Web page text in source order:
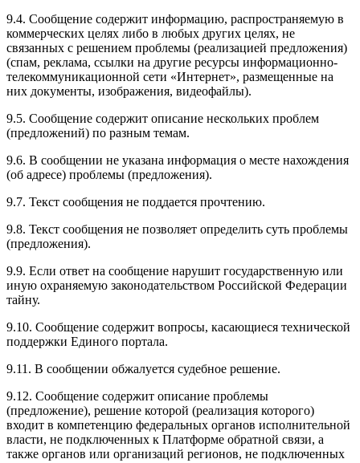
9.4. Сообщение содержит информацию, распространяемую в
коммерческих целях либо в любых других целях, не
связанных с решением проблемы (реализацией предложения)
(спам, реклама, ссылки на другие ресурсы информационно-
телекоммуникационной сети «Интернет», размещенные на
них документы, изображения, видеофайлы).
9.5. Сообщение содержит описание нескольких проблем
(предложений) по разным темам.
9.6. В сообщении не указана информация о месте нахождения
(об адресе) проблемы (предложения).
9.7. Текст сообщения не поддается прочтению.
9.8. Текст сообщения не позволяет определить суть проблемы
(предложения).
9.9. Если ответ на сообщение нарушит государственную или
иную охраняемую законодательством Российской Федерации
тайну.
9.10. Сообщение содержит вопросы, касающиеся технической
поддержки Единого портала.
9.11. В сообщении обжалуется судебное решение.
9.12. Сообщение содержит описание проблемы
(предложение), решение которой (реализация которого)
входит в компетенцию федеральных органов исполнительной
власти, не подключенных к Платформе обратной связи, а
также органов или организаций регионов, не подключенных